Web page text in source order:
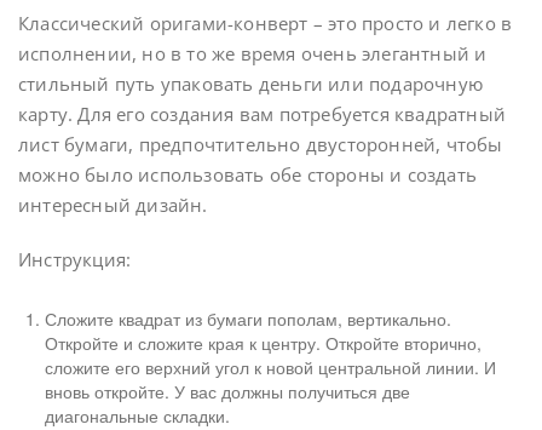
Классический оригами-конверт – это просто и легко в
исполнении, но в то же время очень элегантный и
стильный путь упаковать деньги или подарочную
карту. Для его создания вам потребуется квадратный
лист бумаги, предпочтительно двусторонней, чтобы
можно было использовать обе стороны и создать
интересный дизайн.
Инструкция:
Сложите квадрат из бумаги пополам, вертикально.
Откройте и сложите края к центру. Откройте вторично,
сложите его верхний угол к новой центральной линии. И
вновь откройте. У вас должны получиться две
диагональные складки.